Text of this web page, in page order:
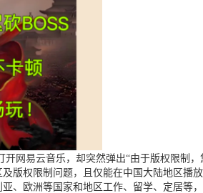
网易云音乐，却突然弹出“由于版权限制
版权限制问题，且仅能在中国大陆地区播
欧洲等国家和地区工作、留学、定居等